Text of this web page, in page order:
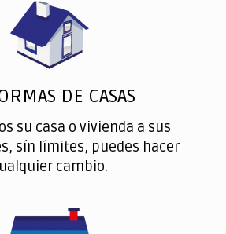
DE CASAS
su casa o vivienda a sus
sín límites, puedes hacer
cambio.